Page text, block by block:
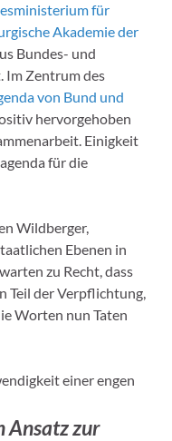
für
Akademie der
Bundes- und
Im Zentrum des
von Bund und
hervorgehoben
Einigkeit
für die
Wildberger,
Ebenen in
zu Recht, dass
Teil der Verpflichtung,
Worten nun Taten
einer engen
Ansatz zur